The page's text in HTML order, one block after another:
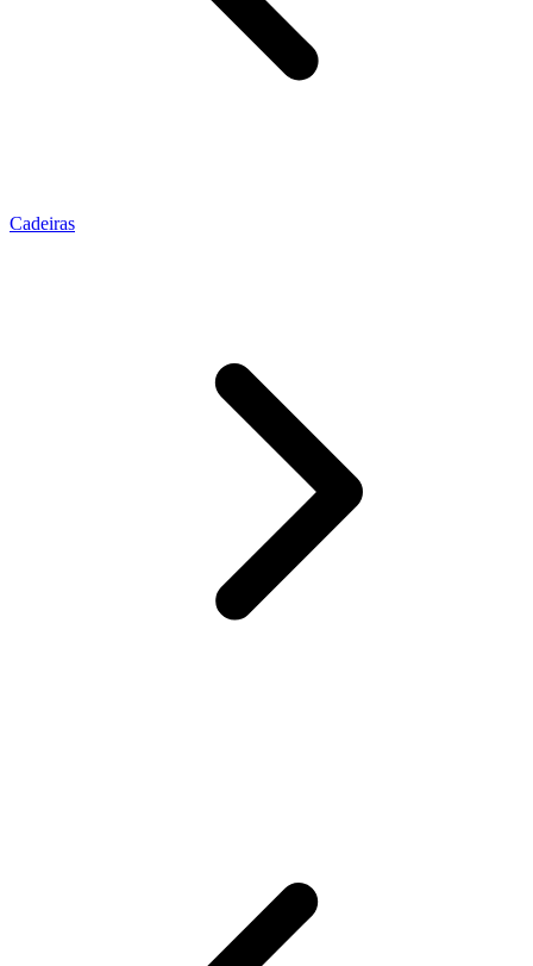
Cadeiras